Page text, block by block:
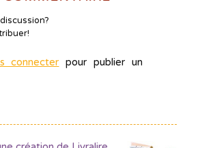
connecter pour publier un